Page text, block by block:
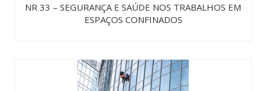
NR 33 – SEGURANÇA E SAÚDE NOS TRABALHOS EM
ESPAÇOS CONFINADOS